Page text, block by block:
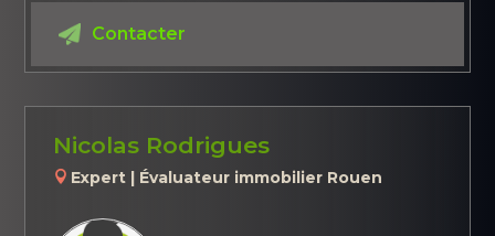
Contacter
Nicolas Rodrigues
Expert | Évaluateur immobilier Rouen